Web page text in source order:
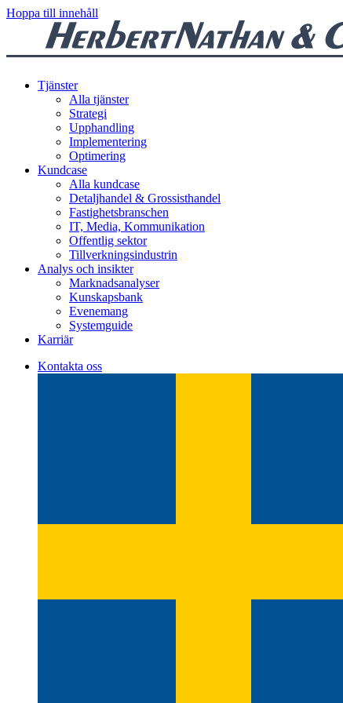
Hoppa till innehåll
Tjänster
Alla tjänster
Strategi
Upphandling
Implementering
Optimering
Kundcase
Alla kundcase
Detaljhandel & Grossisthandel
Fastighetsbranschen
IT, Media, Kommunikation
Offentlig sektor
Tillverkningsindustrin
Analys och insikter
Marknadsanalyser
Kunskapsbank
Evenemang
Systemguide
Karriär
Kontakta oss